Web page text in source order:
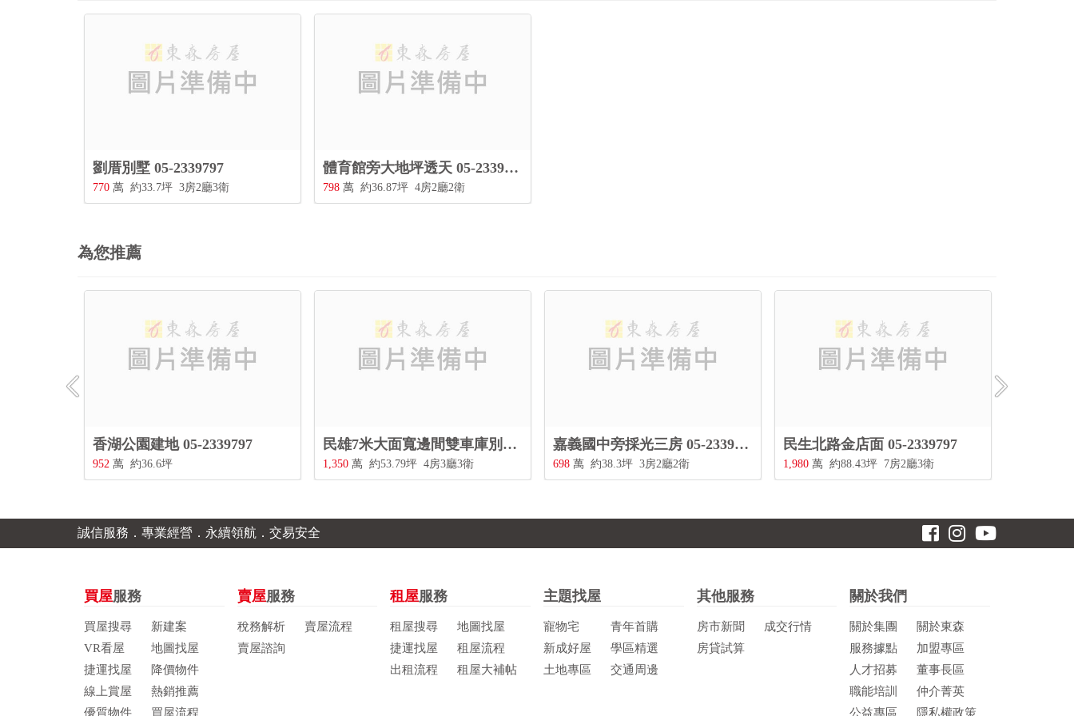
劉厝別墅 05-2339797
770 萬 約33.7坪 3房2廳3衛
體育館旁大地坪透天 05-2339797
798 萬 約36.87坪 4房2廳2衛
為您推薦
1,350 萬 約53.79坪
嘉義國中旁採光三房 05-2339797
698 萬 約38.3坪 3房2廳2衛
民生北路金店面 05-2339797
1,980 萬 約88.43坪 7房2廳3衛
民權路低總價住家 05-2339797
598 萬 約37坪 3房3廳2衛
誠信服務．專業經營．永續領航．交易安全
買屋服務
買屋搜尋
新建案
VR看屋
地圖找屋
捷運找屋
降價物件
線上賞屋
熱銷推薦
優質物件
買屋流程
賣屋服務
稅務解析
賣屋流程
賣屋諮詢
租屋服務
租屋搜尋
地圖找屋
捷運找屋
租屋流程
出租流程
租屋大補帖
主題找屋
寵物宅
青年首購
新成好屋
學區精選
土地專區
交通周邊
其他服務
房市新聞
成交行情
房貸試算
關於我們
關於集團
關於東森
服務據點
加盟專區
人才招募
董事長區
職能培訓
仲介菁英
公益專區
隱私權政策